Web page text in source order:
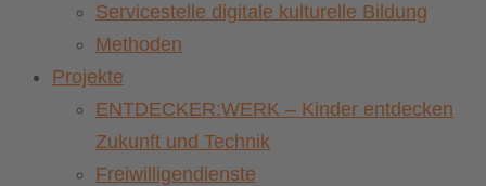
Servicestelle digitale kulturelle Bildung
Methoden
Projekte
ENTDECKER:WERK – Kinder entdecken
Zukunft und Technik
Freiwilligendienste